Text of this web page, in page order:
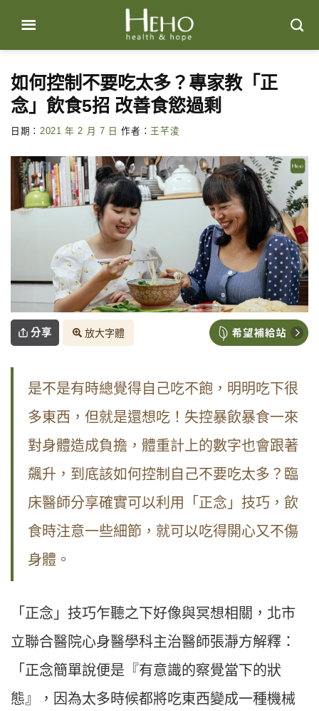
content
如何控制不要吃太多？專家教「正
念」飲食5招 改善食慾過剩
日期： 2021 年 2 月 7 日 作者： 王芊淩
分享 放大字體
是不是有時總覺得自己吃不飽，明明吃下很
多東西，但就是還想吃！失控暴飲暴食一來
對身體造成負擔，體重計上的數字也會跟著
飆升，到底該如何控制自己不要吃太多？臨
床醫師分享確實可以利用「正念」技巧，飲
食時注意一些細節，就可以吃得開心又不傷
身體。
「正念」技巧乍聽之下好像與冥想相關，北市
立聯合醫院心身醫學科主治醫師張瀞方解釋：
「正念簡單說便是『有意識的察覺當下的狀
態』，因為太多時候都將吃東西變成一種機械